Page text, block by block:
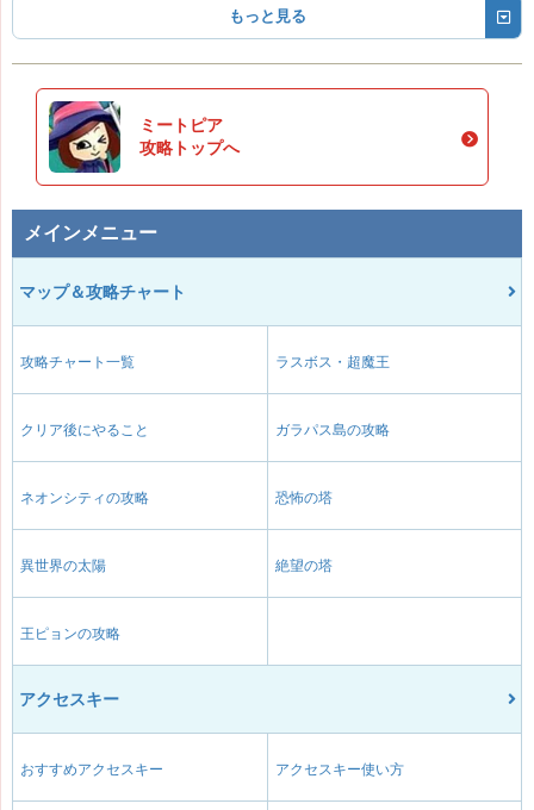
もっと見る
ミートピア
攻略トップへ
メインメニュー
マップ＆攻略チャート
攻略チャート一覧 ラスボス・超魔王
クリア後にやること ガラパス島の攻略
ネオンシティの攻略 恐怖の塔
異世界の太陽 絶望の塔
王ピョンの攻略
アクセスキー
おすすめアクセスキー アクセスキー使い方